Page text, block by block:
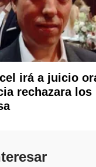
irá a juicio
rechazara los